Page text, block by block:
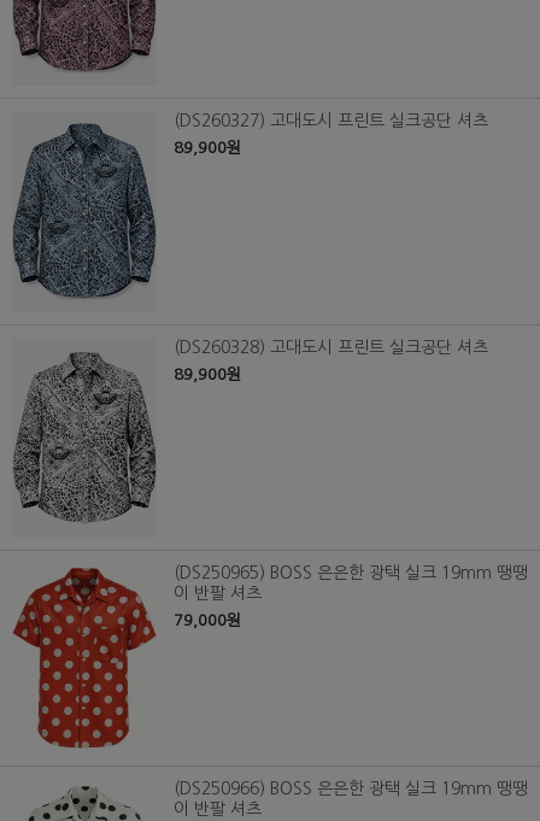
(DS260327) 고대도시 프린트 실크공단 셔츠
89,900원
(DS260328) 고대도시 프린트 실크공단 셔츠
89,900원
(DS250965) BOSS 은은한 광택 실크 19mm 땡땡
이 반팔 셔츠
79,000원
(DS250966) BOSS 은은한 광택 실크 19mm 땡땡
이 반팔 셔츠